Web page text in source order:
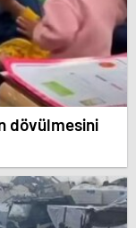
dövülmesini